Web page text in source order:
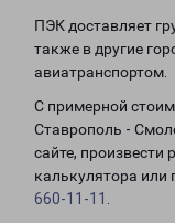
ПЭК доставляет
также в другие
авиатранспортом.
С примерной
Ставрополь -
сайте,
калькулятора или
660-11-11